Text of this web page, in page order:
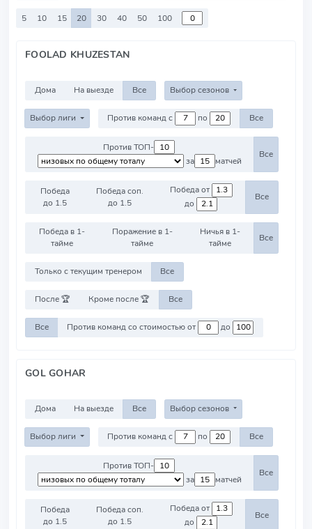
5 10 15 20 30 40 50 100
FOOLAD KHUZESTAN
Дома На выезде Все Выбор сезонов
Выбор лиги Против команд с по Все
Против ТОП-
за
матчей
Все
Победа
до 1.5
Победа соп.
до 1.5
Победа от
до
Все
Победа в 1-
тайме
Поражение в 1-
тайме
Ничья в 1-
тайме
Все
Только с текущим тренером Все
После 🏆 Кроме после 🏆 Все
Все Против команд со стоимостью от до
GOL GOHAR
Дома На выезде Все Выбор сезонов
Выбор лиги Против команд с по Все
Против ТОП-
за
матчей
Все
Победа
до 1.5
Победа соп.
до 1.5
Победа от
до
Все